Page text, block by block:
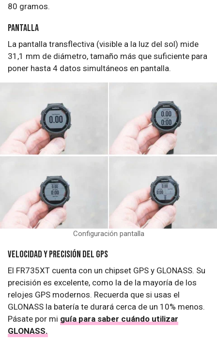
80 gramos.
Pantalla
La pantalla transflectiva (visible a la luz del sol) mide
31,1 mm de diámetro, tamaño más que suficiente para
poner hasta 4 datos simultáneos en pantalla.
Configuración pantalla
Velocidad y precisión del GPS
El FR735XT cuenta con un chipset GPS y GLONASS. Su
precisión es excelente, como la de la mayoría de los
relojes GPS modernos. Recuerda que si usas el
GLONASS la batería te durará cerca de un 10% menos.
Pásate por mi guía para saber cuándo utilizar
GLONASS.